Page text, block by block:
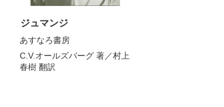
ジュマンジ
あすなろ書房
C.V.オールズバーグ 著／村上
春樹 翻訳